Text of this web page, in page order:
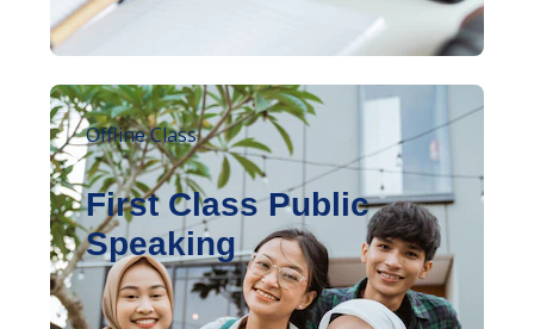
Offline Class
First Class Public
Speaking